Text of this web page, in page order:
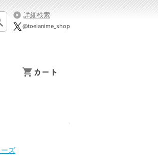
詳細検索
@toeianime_shop
カート
ズ